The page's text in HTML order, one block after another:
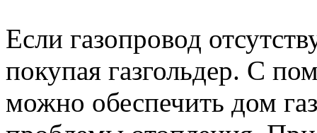
Если газопровод
покупая газгольдер. С
можно обеспечить дом